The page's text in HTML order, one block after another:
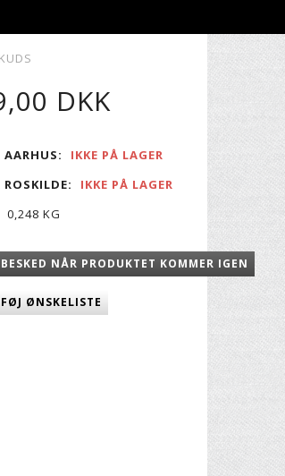
DKK
AARHUS:
IKKE PÅ LAGER
ROSKILDE:
IKKE PÅ LAGER
0,248 KG
NÅR PRODUKTET KOMMER IGEN
ØNSKELISTE